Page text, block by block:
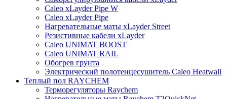
Caleo xLayder Pipe W
Caleo xLayder Pipe
Нагревательные маты xLayder Street
Резистивные кабели xLayder
Caleo UNIMAT BOOST
Caleo UNIMAT RAIL
Обогрев грунта
Электрический полотенцесушитель Caleo Heatwall
Теплый пол RAYCHEM
Терморегуляторы Raychem